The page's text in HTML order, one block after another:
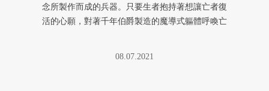
念所製作而成的兵器。只要生者抱持著想讓亡者復
活的心願，對著千年伯爵製造的魔導式軀體呼喚亡
08.07.2021